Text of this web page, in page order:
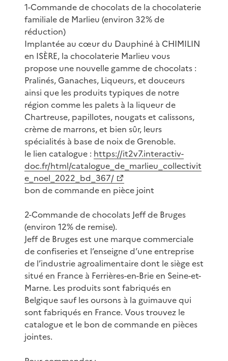
1-Commande de chocolats de la chocolaterie
familiale de Marlieu (environ 32% de
réduction)
Implantée au cœur du Dauphiné à CHIMILIN
en ISÈRE, la chocolaterie Marlieu vous
propose une nouvelle gamme de chocolats :
Pralinés, Ganaches, Liqueurs, et douceurs
ainsi que les produits typiques de notre
région comme les palets à la liqueur de
Chartreuse, papillotes, nougats et calissons,
crème de marrons, et bien sûr, leurs
spécialités à base de noix de Grenoble.
le lien catalogue : https://it2v7.interactiv-
doc.fr/html/catalogue_de_marlieu_collectivit
e_noel_2022_bd_367/
bon de commande en pièce joint
2-Commande de chocolats Jeff de Bruges
(environ 12% de remise).
Jeff de Bruges est une marque commerciale
de confiseries et l’enseigne d’une entreprise
de l’industrie agroalimentaire dont le siège est
situé en France à Ferrières-en-Brie en Seine-et-
Marne. Les produits sont fabriqués en
Belgique sauf les oursons à la guimauve qui
sont fabriqués en France. Vous trouvez le
catalogue et le bon de commande en pièces
jointes.